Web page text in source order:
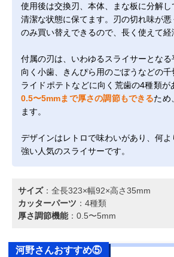
使用後は交換刃、本体、まな板に分解し
清潔な状態に保てます。刃の切れ味が
のみ買い替えできるので、長く使えて経
付属の刃は、いわゆるスライサーとなる
向く小歯、きんぴら用のごぼうなどの
ライドポテトなどに向く荒歯の4種類が
0.5〜5mmまで厚さの調節もできるため
ます。
デザインはレトロで味わいがあり、何
強い人気のスライサーです。
サイズ：全長323×幅92×高さ35mm
カッターパーツ ：4種類
厚さ調節機能：0.5〜5mm
河野さんおすすめ⑤